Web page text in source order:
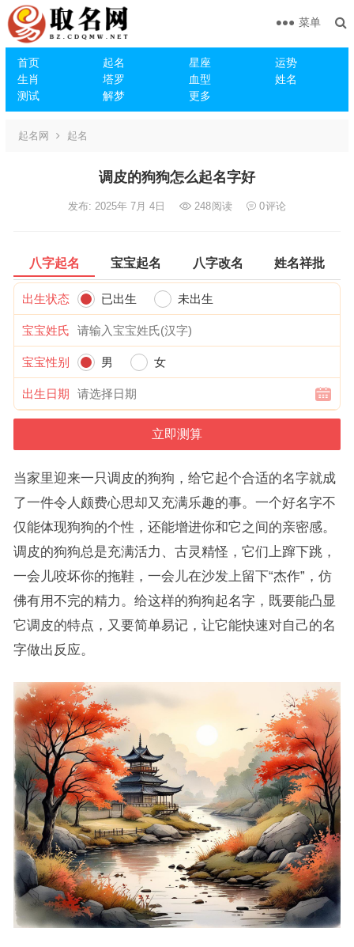
首页 起名 星座
运势
生肖
塔罗 血型
姓名
测试
解梦 更多
菜单
起名网 起名
调皮的狗狗怎么起名字好
发布: 2025年 7月 4日 248阅读 0评论
八字起名 宝宝起名 八字改名 姓名祥批
出生状态 已出生 未出生
宝宝姓氏
宝宝性别 男 女
出生日期
当家里迎来一只调皮的狗狗，给它起个合适的名字就成
了一件令人颇费心思却又充满乐趣的事。一个好名字不
仅能体现狗狗的个性，还能增进你和它之间的亲密感。
调皮的狗狗总是充满活力、古灵精怪，它们上蹿下跳，
一会儿咬坏你的拖鞋，一会儿在沙发上留下“杰作”，仿
佛有用不完的精力。给这样的狗狗起名字，既要能凸显
它调皮的特点，又要简单易记，让它能快速对自己的名
字做出反应。